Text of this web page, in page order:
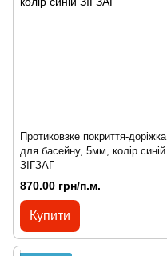
Протиковзке покриття-доріжка
для басейну, 5мм, колір синій
ЗІГЗАГ
870.00 грн/п.м.
Купити